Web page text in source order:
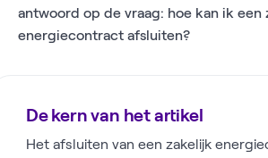
antwoord op de vraag: hoe kan ik een
energiecontract afsluiten?
De kern van het artikel
Het afsluiten van een zakelijk